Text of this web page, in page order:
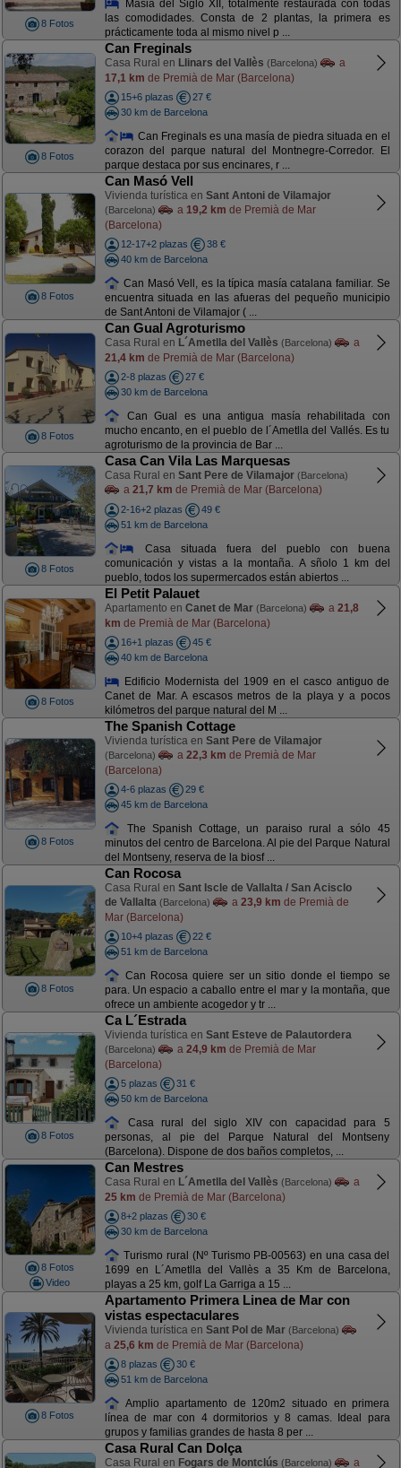
8 Fotos
Masia del Siglo XII, totalmente restaurada con todas
las comodidades. Consta de 2 plantas, la primera es
prácticamente toda al mismo nivel p ...
8 Fotos
Can Freginals
Casa Rural en Llinars del Vallès (Barcelona)
a
17,1 km de Premià de Mar (Barcelona)
15+6 plazas
27 €
30 km de Barcelona
Can Freginals es una masía de piedra situada en el
corazon del parque natural del Montnegre-Corredor. El
parque destaca por sus encinares, r ...
8 Fotos
Can Masó Vell
Vivienda turística en Sant Antoni de Vilamajor
(Barcelona) a 19,2 km de Premià de Mar
(Barcelona)
12-17+2 plazas
38 €
40 km de Barcelona
Can Masó Vell, es la típica masía catalana familiar. Se
encuentra situada en las afueras del pequeño municipio
de Sant Antoni de Vilamajor ( ...
8 Fotos
Can Gual Agroturismo
Casa Rural en L´Ametlla del Vallès (Barcelona)
a
21,4 km de Premià de Mar (Barcelona)
2-8 plazas
27 €
30 km de Barcelona
Can Gual es una antigua masía rehabilitada con
mucho encanto, en el pueblo de l´Ametlla del Vallés. Es tu
agroturismo de la provincia de Bar ...
8 Fotos
Casa Can Vila Las Marquesas
Casa Rural en Sant Pere de Vilamajor (Barcelona)
a 21,7 km de Premià de Mar (Barcelona)
2-16+2 plazas
49 €
51 km de Barcelona
Casa situada fuera del pueblo con buena
comunicación y vistas a la montaña. A sñolo 1 km del
pueblo, todos los supermercados están abiertos ...
8 Fotos
El Petit Palauet
Apartamento en Canet de Mar (Barcelona) a 21,8
km de Premià de Mar (Barcelona)
16+1 plazas
45 €
40 km de Barcelona
Edificio Modernista del 1909 en el casco antiguo de
Canet de Mar. A escasos metros de la playa y a pocos
kilómetros del parque natural del M ...
8 Fotos
The Spanish Cottage
Vivienda turística en Sant Pere de Vilamajor
(Barcelona) a 22,3 km de Premià de Mar
(Barcelona)
4-6 plazas
29 €
45 km de Barcelona
The Spanish Cottage, un paraiso rural a sólo 45
minutos del centro de Barcelona. Al pie del Parque Natural
del Montseny, reserva de la biosf ...
8 Fotos
Can Rocosa
Casa Rural en Sant Iscle de Vallalta / San Acisclo
de Vallalta (Barcelona) a 23,9 km de Premià de
Mar (Barcelona)
10+4 plazas
22 €
51 km de Barcelona
Can Rocosa quiere ser un sitio donde el tiempo se
para. Un espacio a caballo entre el mar y la montaña, que
ofrece un ambiente acogedor y tr ...
8 Fotos
Ca L´Estrada
Vivienda turística en Sant Esteve de Palautordera
(Barcelona) a 24,9 km de Premià de Mar
(Barcelona)
5 plazas
31 €
50 km de Barcelona
Casa rural del siglo XIV con capacidad para 5
personas, al pie del Parque Natural del Montseny
(Barcelona). Dispone de dos baños completos, ...
8 Fotos
Video
Can Mestres
Casa Rural en L´Ametlla del Vallès (Barcelona)
a
25 km de Premià de Mar (Barcelona)
8+2 plazas
30 €
30 km de Barcelona
Turismo rural (Nº Turismo PB-00563) en una casa del
1699 en L´Ametlla del Vallès a 35 Km de Barcelona,
playas a 25 km, golf La Garriga a 15 ...
8 Fotos
Apartamento Primera Linea de Mar con
vistas espectaculares
Vivienda turística en Sant Pol de Mar (Barcelona)
a 25,6 km de Premià de Mar (Barcelona)
8 plazas
30 €
51 km de Barcelona
Amplio apartamento de 120m2 situado en primera
línea de mar con 4 dormitorios y 8 camas. Ideal para
grupos y familias grandes de hasta 8 per ...
Casa Rural Can Dolça
Casa Rural en Fogars de Montclús (Barcelona) a